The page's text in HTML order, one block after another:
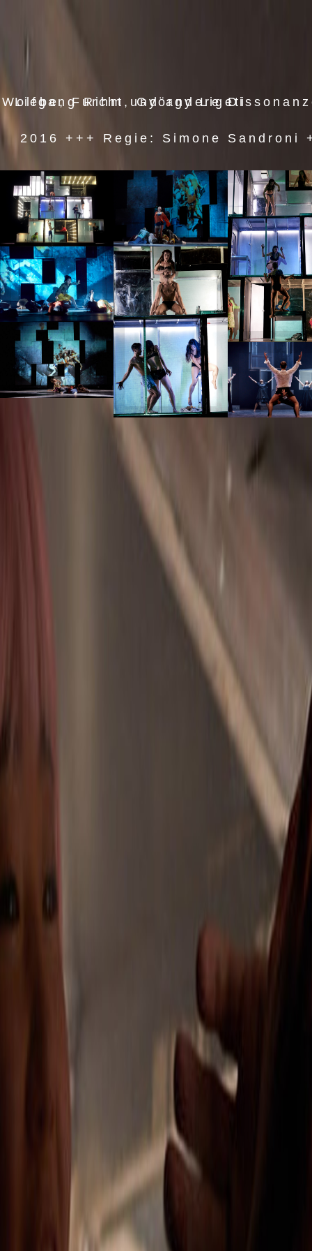
Liebe, Furcht und andere Dissonanzen +++ Tristan Keuris, Francesco Antonioni, Wolfgang Rihm, György Ligeti
2016 +++ Regie: Simone Sandroni